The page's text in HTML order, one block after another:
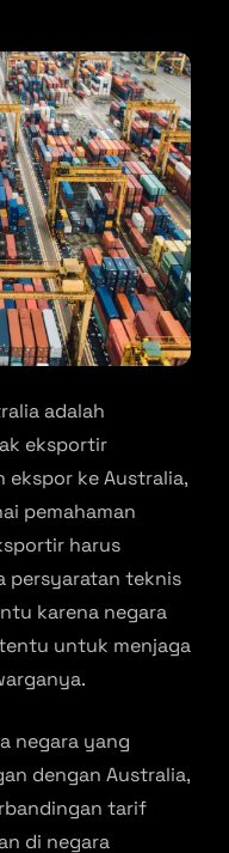
adalah
eksportir
ekspor ke Australia,
pemahaman
harus
persyaratan teknis
karena negara
untuk menjaga
negara yang
dengan Australia,
tarif
di negara